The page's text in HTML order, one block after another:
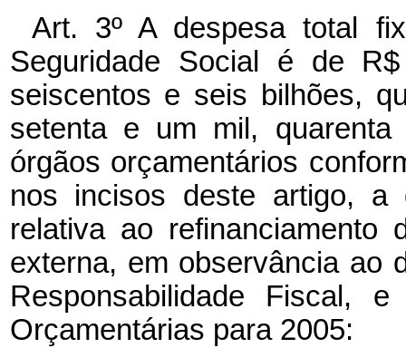
Art. 3º A despesa total
Seguridade Social é de R$
seiscentos e seis bilhões,
setenta e um mil,
órgãos orçamentários
nos incisos deste artigo,
relativa ao refinanciamento
externa, em observância ao
Responsabilidade
Orçamentárias para 2005: